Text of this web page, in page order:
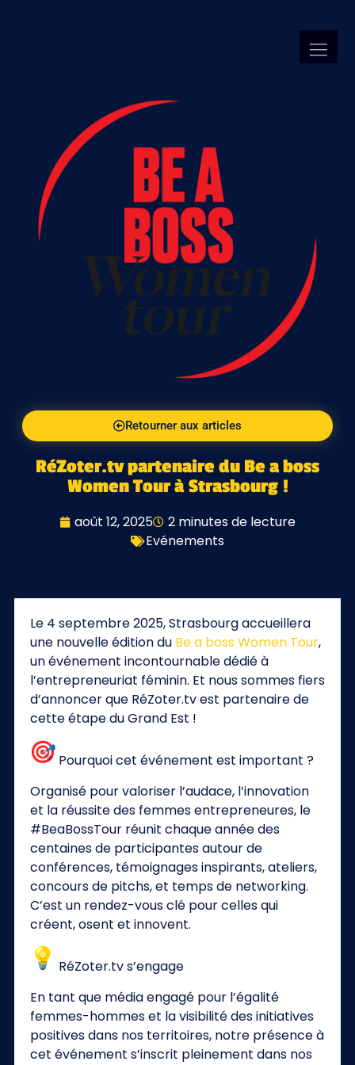
Retourner aux articles
RéZoter.tv partenaire du Be a boss
Women Tour à Strasbourg !
août 12, 2025
2 minutes de lecture
Evénements
Le 4 septembre 2025, Strasbourg accueillera
une nouvelle édition du Be a boss Women Tour,
un événement incontournable dédié à
l’entrepreneuriat féminin. Et nous sommes fiers
d’annoncer que RéZoter.tv est partenaire de
cette étape du Grand Est !
Pourquoi cet événement est important ?
Organisé pour valoriser l’audace, l’innovation
et la réussite des femmes entrepreneures, le
#BeaBossTour réunit chaque année des
centaines de participantes autour de
conférences, témoignages inspirants, ateliers,
concours de pitchs, et temps de networking.
C’est un rendez-vous clé pour celles qui
créent, osent et innovent.
RéZoter.tv s’engage
En tant que média engagé pour l’égalité
femmes-hommes et la visibilité des initiatives
positives dans nos territoires, notre présence à
cet événement s’inscrit pleinement dans nos